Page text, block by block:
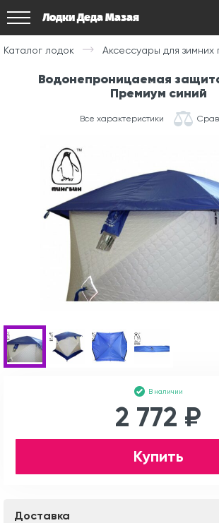
Лодки Деда Мазая
Каталог лодок Аксессуары для зимних
Водонепроницаемая
Премиум синий
Все характеристики
В наличии
2 772 ₽
Купить
Доставка